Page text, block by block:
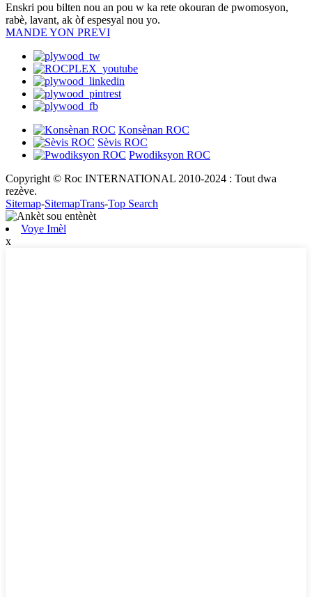
Enskri pou bilten nou an pou w ka rete okouran de pwomosyon,
rabè, lavant, ak òf espesyal nou yo.
MANDE YON PREVI
Konsènan ROC
Sèvis ROC
Pwodiksyon ROC
Copyright © Roc INTERNATIONAL 2010-2024 : Tout dwa
rezève.
Sitemap-SitemapTrans-Top Search
Voye Imèl
x